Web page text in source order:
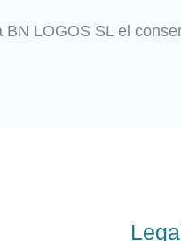
LOGOS SL el